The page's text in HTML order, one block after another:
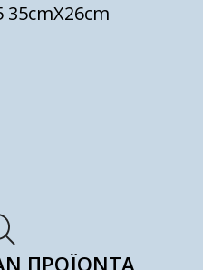
35cmX26cm
ΠΡΟΪΌΝΤΑ